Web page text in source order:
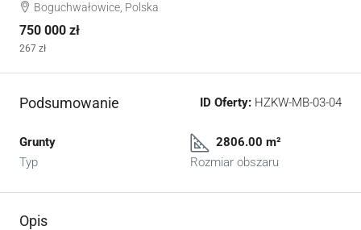
Boguchwałowice, Polska
750 000 zł
267 zł
Podsumowanie ID Oferty: HZKW-MB-03-04
Grunty
Typ
2806.00 m²
Rozmiar obszaru
Opis